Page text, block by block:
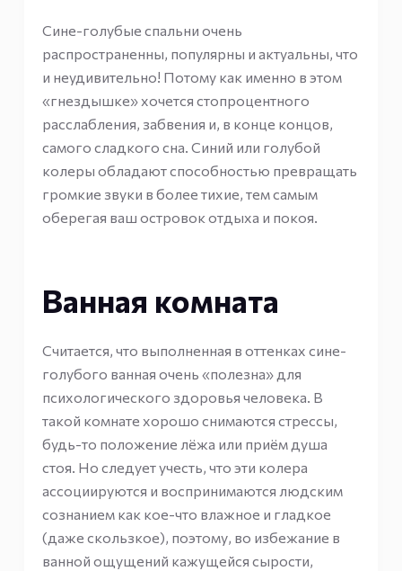
Сине-голубые спальни очень
распространенны, популярны и актуальны, что
и неудивительно! Потому как именно в этом
«гнездышке» хочется стопроцентного
расслабления, забвения и, в конце концов,
самого сладкого сна. Синий или голубой
колеры обладают способностью превращать
громкие звуки в более тихие, тем самым
оберегая ваш островок отдыха и покоя.
Ванная комната
Считается, что выполненная в оттенках сине-
голубого ванная очень «полезна» для
психологического здоровья человека. В
такой комнате хорошо снимаются стрессы,
будь-то положение лёжа или приём душа
стоя. Но следует учесть, что эти колера
ассоциируются и воспринимаются людским
сознанием как кое-что влажное и гладкое
(даже скользкое), поэтому, во избежание в
ванной ощущений кажущейся сырости,